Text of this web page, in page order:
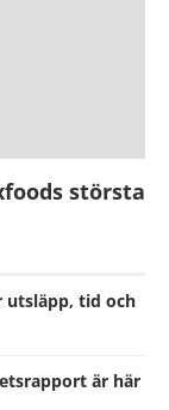
största
utsläpp, tid och
är här